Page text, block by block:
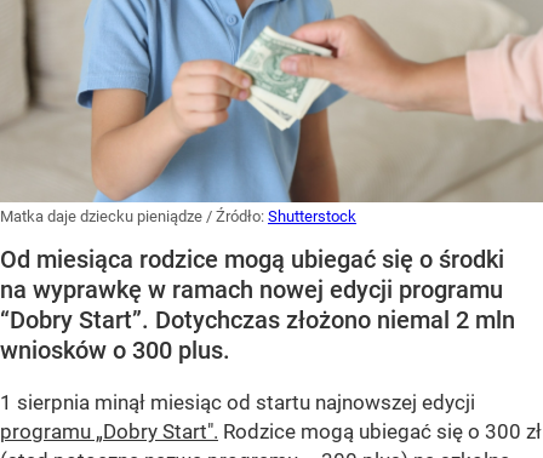
Matka daje dziecku pieniądze / Źródło: Shutterstock
Od miesiąca rodzice mogą ubiegać się o środki
na wyprawkę w ramach nowej edycji programu
“Dobry Start”. Dotychczas złożono niemal 2 mln
wniosków o 300 plus.
1 sierpnia minął miesiąc od startu najnowszej edycji
programu „Dobry Start". Rodzice mogą ubiegać się o 300 zł